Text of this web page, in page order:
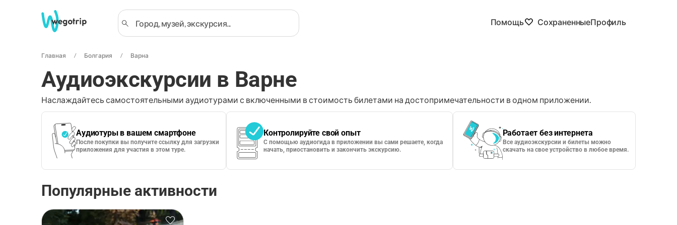
Помощь СохраненныеПрофиль
Главная Болгария Варна
Аудиоэкскурсии в Варне
Наслаждайтесь самостоятельными аудиотурами с включенными в стоимость билетами на достопримечательности в одном приложении.
Аудиотуры в вашем смартфоне
После покупки вы получите ссылку для загрузки
приложения для участия в этом туре.
Контролируйте свой опыт
С помощью аудиогида в приложении вы сами решаете, когда
начать, приостановить и закончить экскурсию.
Работает без интернета
Все аудиоэкскурсии и билеты можно
скачать на свое устройство в любое время.
Популярные активности